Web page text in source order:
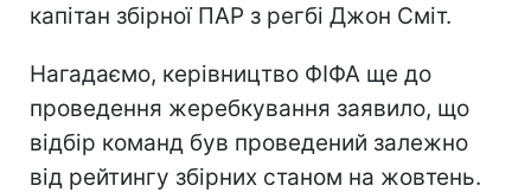
капітан збірної ПАР з регбі Джон Сміт.
Нагадаємо, керівництво ФІФА ще до
проведення жеребкування заявило, що
відбір команд був проведений залежно
від рейтингу збірних станом на жовтень.